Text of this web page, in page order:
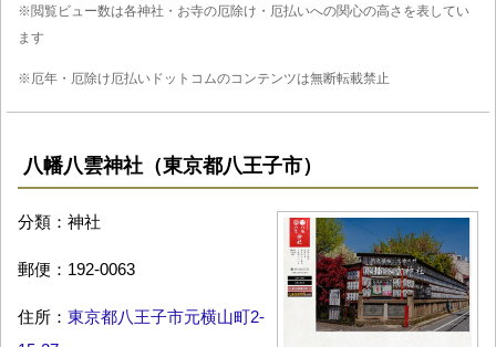
※閲覧ビュー数は各神社・お寺の厄除け・厄払いへの関心の高さを表してい
ます
※厄年・厄除け厄払いドットコムのコンテンツは無断転載禁止
八幡八雲神社（東京都八王子市）
分類：神社
郵便：192-0063
住所： 東京都八王子市元横山町2-